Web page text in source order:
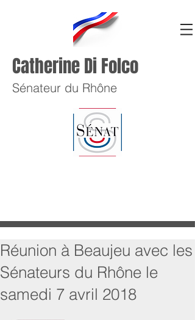
Catherine Di Folco
Sénateur du Rhône
Réunion à Beaujeu avec les
Sénateurs du Rhône le
samedi 7 avril 2018